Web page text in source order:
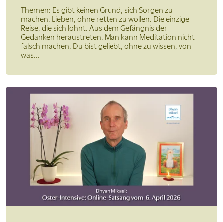
Themen: Es gibt keinen Grund, sich Sorgen zu
machen. Lieben, ohne retten zu wollen. Die einzige
Reise, die sich lohnt. Aus dem Gefängnis der
Gedanken heraustreten. Man kann Meditation nicht
falsch machen. Du bist geliebt, ohne zu wissen, von
was...